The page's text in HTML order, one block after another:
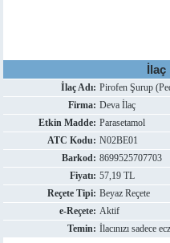
İlaç
İlaç Adı: Pirofen Şurup
Firma: Deva İlaç
Etkin Madde: Parasetamol
ATC Kodu: N02BE01
Barkod: 8699525707703
Fiyatı: 57,19 TL
Reçete Tipi: Beyaz Reçete
e-Reçete: Aktif
Temin: İlacınızı sadece